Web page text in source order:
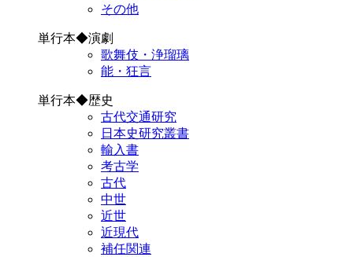
その他
単行本◆演劇
歌舞伎・浄瑠璃
能・狂言
単行本◆歴史
古代交通研究
日本史研究叢書
輸入書
考古学
古代
中世
近世
近現代
補任関連